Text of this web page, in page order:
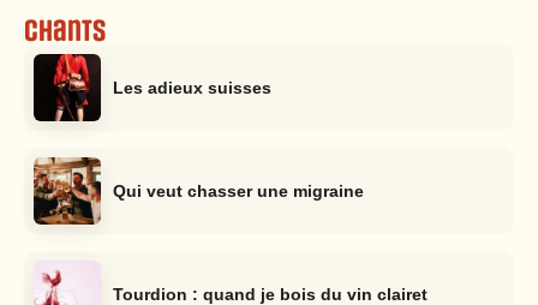
Chants
Les adieux suisses
Qui veut chasser une migraine
Tourdion : quand je bois du vin clairet